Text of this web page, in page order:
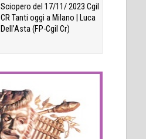
Sciopero del 17/11/ 2023 Cgil
CR Tanti oggi a Milano | Luca
Dell’Asta (FP-Cgil Cr)